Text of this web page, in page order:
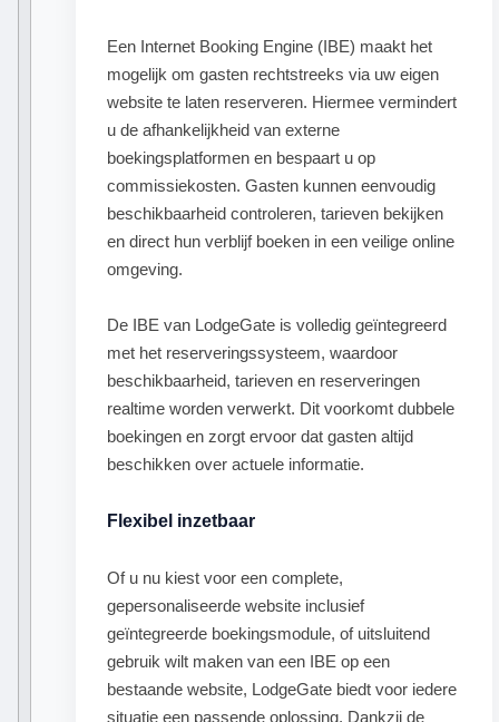
Een Internet Booking Engine (IBE) maakt het
mogelijk om gasten rechtstreeks via uw eigen
website te laten reserveren. Hiermee vermindert
u de afhankelijkheid van externe
boekingsplatformen en bespaart u op
commissiekosten. Gasten kunnen eenvoudig
beschikbaarheid controleren, tarieven bekijken
en direct hun verblijf boeken in een veilige online
omgeving.
De IBE van LodgeGate is volledig geïntegreerd
met het reserveringssysteem, waardoor
beschikbaarheid, tarieven en reserveringen
realtime worden verwerkt. Dit voorkomt dubbele
boekingen en zorgt ervoor dat gasten altijd
beschikken over actuele informatie.
Flexibel inzetbaar
Of u nu kiest voor een complete,
gepersonaliseerde website inclusief
geïntegreerde boekingsmodule, of uitsluitend
gebruik wilt maken van een IBE op een
bestaande website, LodgeGate biedt voor iedere
situatie een passende oplossing. Dankzij de